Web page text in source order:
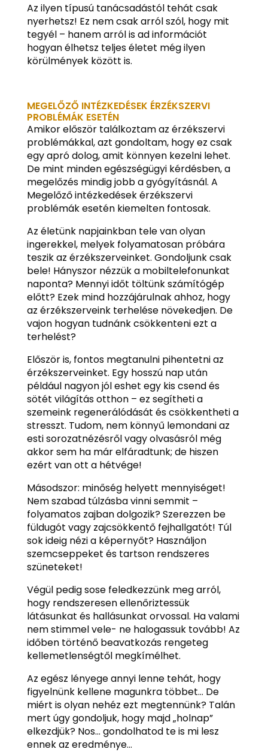
Az ilyen típusú tanácsadástól tehát csak
nyerhetsz! Ez nem csak arról szól, hogy mit
tegyél – hanem arról is ad információt
hogyan élhetsz teljes életet még ilyen
körülmények között is.
MEGELŐZŐ INTÉZKEDÉSEK ÉRZÉKSZERVI
PROBLÉMÁK ESETÉN
Amikor először találkoztam az érzékszervi
problémákkal, azt gondoltam, hogy ez csak
egy apró dolog, amit könnyen kezelni lehet.
De mint minden egészségügyi kérdésben, a
megelőzés mindig jobb a gyógyításnál. A
Megelőző intézkedések érzékszervi
problémák esetén kiemelten fontosak.
Az életünk napjainkban tele van olyan
ingerekkel, melyek folyamatosan próbára
teszik az érzékszerveinket. Gondoljunk csak
bele! Hányszor nézzük a mobiltelefonunkat
naponta? Mennyi időt töltünk számítógép
előtt? Ezek mind hozzájárulnak ahhoz, hogy
az érzékszerveink terhelése növekedjen. De
vajon hogyan tudnánk csökkenteni ezt a
terhelést?
Először is, fontos megtanulni pihentetni az
érzékszerveinket. Egy hosszú nap után
például nagyon jól eshet egy kis csend és
sötét világítás otthon – ez segítheti a
szemeink regenerálódását és csökkentheti a
stresszt. Tudom, nem könnyű lemondani az
esti sorozatnézésről vagy olvasásról még
akkor sem ha már elfáradtunk; de hiszen
ezért van ott a hétvége!
Másodszor: minőség helyett mennyiséget!
Nem szabad túlzásba vinni semmit –
folyamatos zajban dolgozik? Szerezzen be
füldugót vagy zajcsökkentő fejhallgatót! Túl
sok ideig nézi a képernyőt? Használjon
szemcseppeket és tartson rendszeres
szüneteket!
Végül pedig sose feledkezzünk meg arról,
hogy rendszeresen ellenőriztessük
látásunkat és hallásunkat orvossal. Ha valami
nem stimmel vele- ne halogassuk tovább! Az
időben történő beavatkozás rengeteg
kellemetlenségtől megkímélhet.
Az egész lényege annyi lenne tehát, hogy
figyelnünk kellene magunkra többet… De
miért is olyan nehéz ezt megtennünk? Talán
mert úgy gondoljuk, hogy majd „holnap”
elkezdjük? Nos… gondolhatod te is mi lesz
ennek az eredménye…